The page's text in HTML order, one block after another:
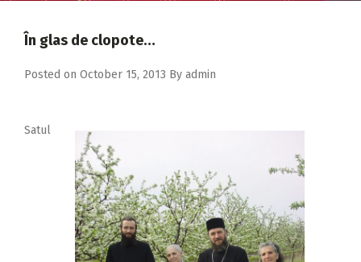
2017
2014
În glas de clopote…
Posted on October 15, 2013 By admin
Satul